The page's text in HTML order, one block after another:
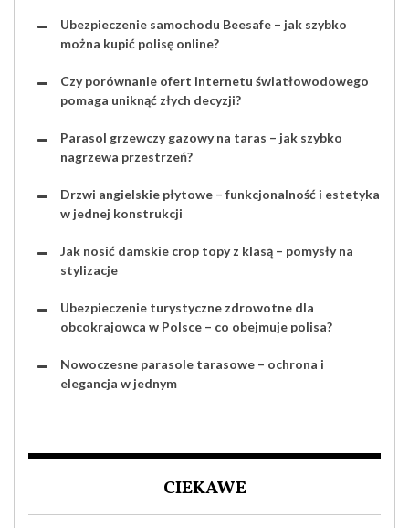
Ubezpieczenie samochodu Beesafe – jak szybko
można kupić polisę online?
Czy porównanie ofert internetu światłowodowego
pomaga uniknąć złych decyzji?
Parasol grzewczy gazowy na taras – jak szybko
nagrzewa przestrzeń?
Drzwi angielskie płytowe – funkcjonalność i estetyka
w jednej konstrukcji
Jak nosić damskie crop topy z klasą – pomysły na
stylizacje
Ubezpieczenie turystyczne zdrowotne dla
obcokrajowca w Polsce – co obejmuje polisa?
Nowoczesne parasole tarasowe – ochrona i
elegancja w jednym
CIEKAWE